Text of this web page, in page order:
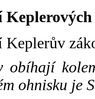
Keplerův
obíhají
ohnisku je